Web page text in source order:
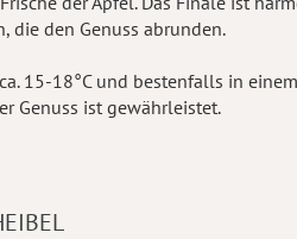
die den Genuss abrunden.
15-18°C und bestenfalls in
Genuss ist gewährleistet.